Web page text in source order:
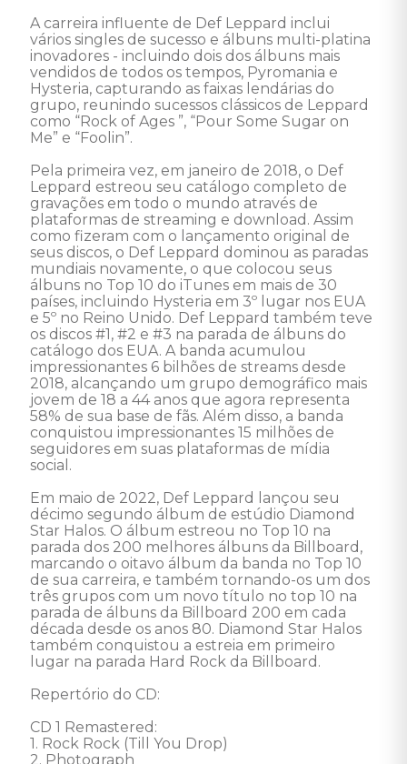
A carreira influente de Def Leppard inclui
vários singles de sucesso e álbuns multi-platina
inovadores - incluindo dois dos álbuns mais
vendidos de todos os tempos, Pyromania e
Hysteria, capturando as faixas lendárias do
grupo, reunindo sucessos clássicos de Leppard
como “Rock of Ages ”, “Pour Some Sugar on
Me” e “Foolin”.
Pela primeira vez, em janeiro de 2018, o Def
Leppard estreou seu catálogo completo de
gravações em todo o mundo através de
plataformas de streaming e download. Assim
como fizeram com o lançamento original de
seus discos, o Def Leppard dominou as paradas
mundiais novamente, o que colocou seus
álbuns no Top 10 do iTunes em mais de 30
países, incluindo Hysteria em 3º lugar nos EUA
e 5º no Reino Unido. Def Leppard também teve
os discos #1, #2 e #3 na parada de álbuns do
catálogo dos EUA. A banda acumulou
impressionantes 6 bilhões de streams desde
2018, alcançando um grupo demográfico mais
jovem de 18 a 44 anos que agora representa
58% de sua base de fãs. Além disso, a banda
conquistou impressionantes 15 milhões de
seguidores em suas plataformas de mídia
social.
Em maio de 2022, Def Leppard lançou seu
décimo segundo álbum de estúdio Diamond
Star Halos. O álbum estreou no Top 10 na
parada dos 200 melhores álbuns da Billboard,
marcando o oitavo álbum da banda no Top 10
de sua carreira, e também tornando-os um dos
três grupos com um novo título no top 10 na
parada de álbuns da Billboard 200 em cada
década desde os anos 80. Diamond Star Halos
também conquistou a estreia em primeiro
lugar na parada Hard Rock da Billboard.
Repertório do CD:
CD 1 Remastered:
1. Rock Rock (Till You Drop)
2. Photograph